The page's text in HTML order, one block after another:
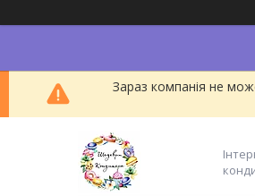
Зараз компанія не